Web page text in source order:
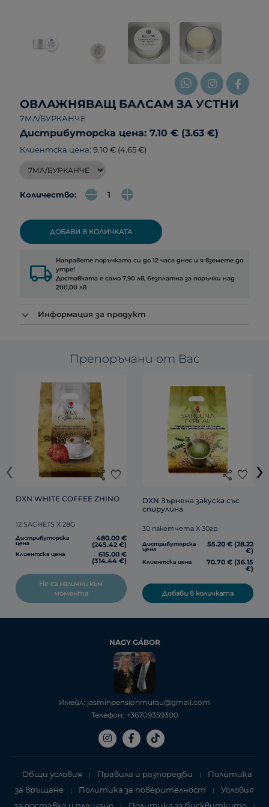
ОВЛАЖНЯВАЩ БАЛСАМ ЗА УСТНИ
7МЛ/БУРКАНЧЕ
Дистрибуторска цена: 7.10 € (3.63 €)
Клиентска цена: 9.10 € (4.65 €)
Количество:
ДОБАВИ В КОЛИЧКАТА
local_shipping Направете поръчката си до 12 часа днес и я вземете до
утре!
Доставката е само 7,90 лв, безплатна за поръчки над
200,00 лв
Информация за продукт
Препоръчани от Вас
share favorite
DXN WHITE COFFEE ZHINO
12 SACHETS X 28G
Дистрибуторска
цена
480.00 €
(245.42 €)
Клиентска цена 615.00 €
(314.44 €)
Не са налични към
момента
share favorite
DXN Зърнена закуска със
спирулина
30 пакетчета X 30гр
Дистрибуторска
цена
55.20 € (28.22
€)
Клиентска цена 70.70 € (36.15
€)
Добави в количката
‹ ›
NAGY GÁBOR
Имейл: jasminpensionmurau@gmail.com
Телефон: +36709359300
Общи условия | Правила и разпоредби |
Политика
за връщане
| Политика за поверителност |
Условия
за доставка и плащане
Политика за бисквитките